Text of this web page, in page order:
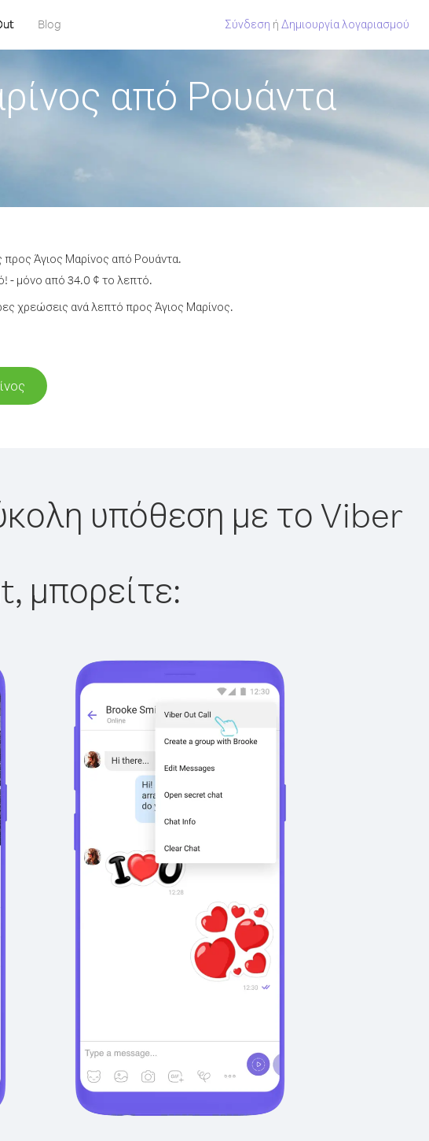
Blog Σύνδεση ή Δημιουργία λογαριασμού
από Ρουάντα
προς Άγιος Μαρίνος από Ρουάντα.
- μόνο από 34.0 ¢ το λεπτό.
χρεώσεις ανά λεπτό προς Άγιος Μαρίνος.
υπόθεση με το Viber
μπορείτε: